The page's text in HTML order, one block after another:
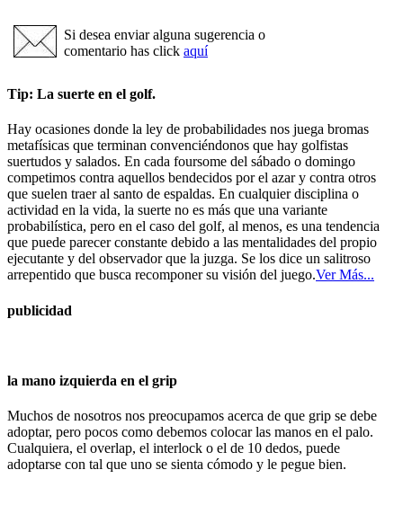
Si desea enviar alguna sugerencia o
comentario has click aquí
Tip: La suerte en el golf.
Hay ocasiones donde la ley de probabilidades nos juega bromas
metafísicas que terminan convenciéndonos que hay golfistas
suertudos y salados. En cada foursome del sábado o domingo
competimos contra aquellos bendecidos por el azar y contra otros
que suelen traer al santo de espaldas. En cualquier disciplina o
actividad en la vida, la suerte no es más que una variante
probabilística, pero en el caso del golf, al menos, es una tendencia
que puede parecer constante debido a las mentalidades del propio
ejecutante y del observador que la juzga. Se los dice un salitroso
arrepentido que busca recomponer su visión del juego.Ver Más...
publicidad
la mano izquierda en el grip
Muchos de nosotros nos preocupamos acerca de que grip se debe
adoptar, pero pocos como debemos colocar las manos en el palo.
Cualquiera, el overlap, el interlock o el de 10 dedos, puede
adoptarse con tal que uno se sienta cómodo y le pegue bien.